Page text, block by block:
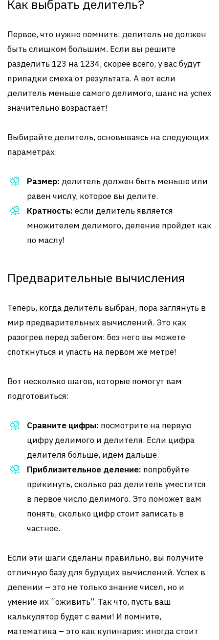
Как выбрать делитель?
Первое, что нужно помнить: делитель не должен
быть слишком большим. Если вы решите
разделить 123 на 1234, скорее всего, у вас будут
припадки смеха от результата. А вот если
делитель меньше самого делимого, шанс на успех
значительно возрастает!
Выбирайте делитель, основываясь на следующих
параметрах:
Размер: делитель должен быть меньше или
равен числу, которое вы делите.
Кратность: если делитель является
множителем делимого, деление пройдет как
по маслу!
Предварительные вычисления
Теперь, когда делитель выбран, пора заглянуть в
мир предварительных вычислений. Это как
разогрев перед забегом: без него вы можете
споткнуться и упасть на первом же метре!
Вот несколько шагов, которые помогут вам
подготовиться:
Сравните цифры: посмотрите на первую
цифру делимого и делителя. Если цифра
делителя больше, идем дальше.
Приблизительное деление: попробуйте
прикинуть, сколько раз делитель уместится
в первое число делимого. Это поможет вам
понять, сколько цифр стоит записать в
частное.
Если эти шаги сделаны правильно, вы получите
отличную базу для будущих вычислений. Успех в
делении – это не только знание чисел, но и
умение их “оживить”. Так что, пусть ваш
калькулятор будет с вами! И помните,
математика – это как кулинария: иногда стоит